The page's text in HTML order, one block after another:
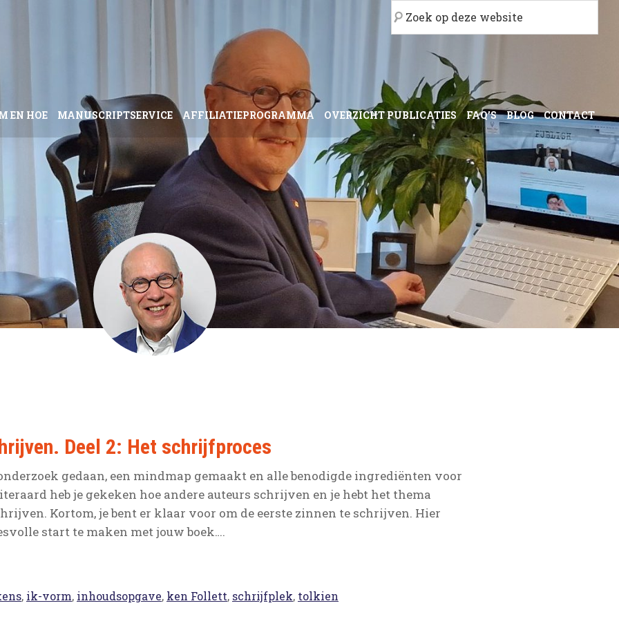
Zoek
op
EN HOE MANUSCRIPTSERVICE AFFILIATIEPROGRAMMA OVERZICHT PUBLICATIES FAQ’S BLOG CONTACT
Deel 2: Het schrijfproces
gedaan, een mindmap gemaakt en alle benodigde ingrediënten voor
heb je gekeken hoe andere auteurs schrijven en je hebt het thema
Kortom, je bent er klaar voor om de eerste zinnen te schrijven. Hier
start te maken met jouw boek….
, ik-vorm, inhoudsopgave, ken Follett, schrijfplek, tolkien